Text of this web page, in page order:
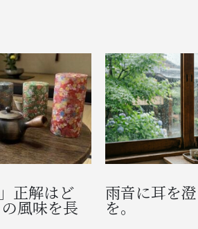
正解はど
風味を長
雨音に耳を
を。